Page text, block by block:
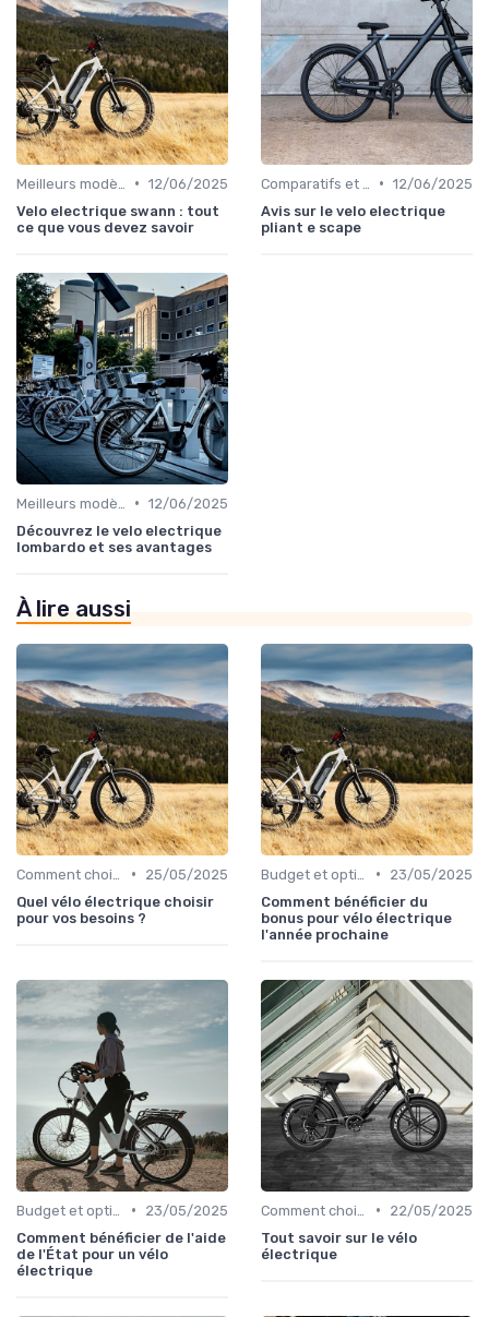
• 12/06/2025
Velo electrique swann : tout
ce que vous devez savoir
• 12/06/2025
Avis sur le velo electrique
pliant e scape
• 12/06/2025
Découvrez le velo electrique
lombardo et ses avantages
À lire aussi
•
25/05/2025
Quel vélo électrique choisir
pour vos besoins ?
•
23/05/2025
Comment bénéficier du
bonus pour vélo électrique
l'année prochaine
•
23/05/2025
Comment bénéficier de l'aide
de l'État pour un vélo
électrique
•
22/05/2025
Tout savoir sur le vélo
électrique